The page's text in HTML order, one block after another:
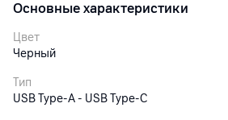
Основные характеристики
Цвет
Черный
Тип
USB Type-A - USB Type-C